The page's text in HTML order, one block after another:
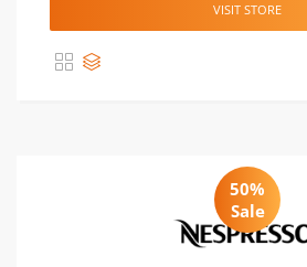
VISIT STORE
50%
Sale